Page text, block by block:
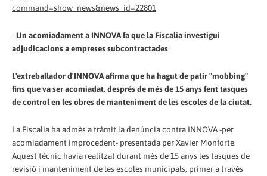
command=show_news&news_id=22801
-Un acomiadament a INNOVA fa que la Fiscalia investigui
adjudicacions a empreses subcontractades
L'extreballador d'INNOVA afirma que ha hagut de patir "mobbing"
fins que va ser acomiadat, després de més de 15 anys fent tasques
de control en les obres de manteniment de les escoles de la ciutat.
La Fiscalia ha admès a tràmit la denúncia contra INNOVA -per
acomiadament improcedent- presentada per Xavier Monforte.
Aquest tècnic havia realitzat durant més de 15 anys les tasques de
revisió i manteniment de les escoles municipals, primer a través